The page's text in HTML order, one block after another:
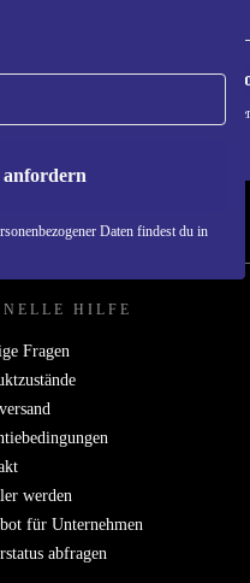
anfordern
Daten findest du in
Gutschein
Informationen über die Verwendung
HILFE
Fragen
werden
für Unternehmen
abfragen